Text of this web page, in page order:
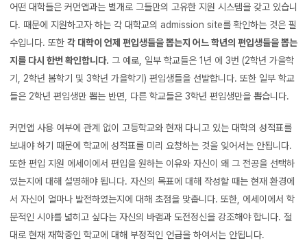
어떤 대학들은 커먼앱과는 별개로 그들만의 고유한 지원 시스템을 갖고 있습니
다. 때문에 지원하고자 하는 각 대학교의 admission site를 확인하는 것은 필
수입니다. 또한 각 대학이 언제 편입생들을 뽑는지 어느 학년의 편입생들을 뽑는
지를 다시 한번 확인합니다. 그 예로, 일부 학교들은 1년 에 3번 (2학년 가을학
기, 2학년 봄학기 및 3학년 가을학기) 편입생들을 선발합니다. 또한 일부 학교
들은 2학년 편입생만 뽑는 반면, 다른 학교들은 3학년 편입생만을 뽑습니다.
커먼앱 사용 여부에 관계 없이 고등학교와 현재 다니고 있는 대학의 성적표를
보내야 하기 때문에 학교에 성적표를 미리 요청하는 것을 잊어서는 안됩니다.
또한 편입 지원 에세이에서 편입을 원하는 이유와 자신이 왜 그 전공을 선택하
였는지에 대해 설명해야 됩니다. 자신의 목표에 대해 작성할 때는 현재 환경에
서 자신이 얼마나 발전하였는지에 대해 초점을 맞춥니다. 또한, 에세이에서 학
문적인 시야를 넓히고 싶다는 자신의 바램과 도전정신을 강조해야 합니다. 절
대로 현재 재학중인 학교에 대해 부정적인 언급을 하여서는 안됩니다.